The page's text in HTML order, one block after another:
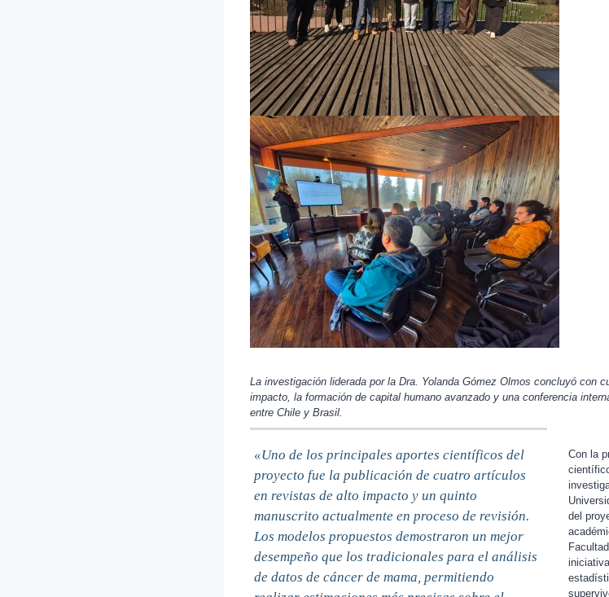
La investigación liderada por la Dra. Yolanda Gómez Olmos concluyó con
impacto, la formación de capital humano avanzado y una conferencia
entre Chile y Brasil.
«Uno de los principales aportes científicos del
proyecto fue la publicación de cuatro artículos
en revistas de alto impacto y un quinto
manuscrito actualmente en proceso de revisión.
Los modelos propuestos demostraron un mejor
desempeño que los tradicionales para el análisis
de datos de cáncer de mama, permitiendo
Con la
del